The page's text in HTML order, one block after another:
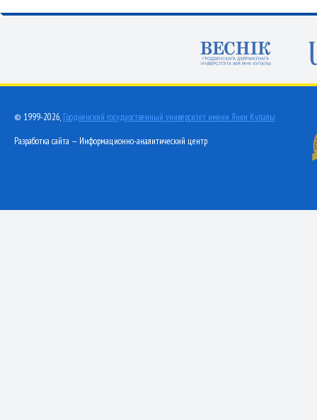
© 1999-2026, Гродненский государственный университет имени Янки Купалы
Разработка сайта — Информационно-аналитический центр